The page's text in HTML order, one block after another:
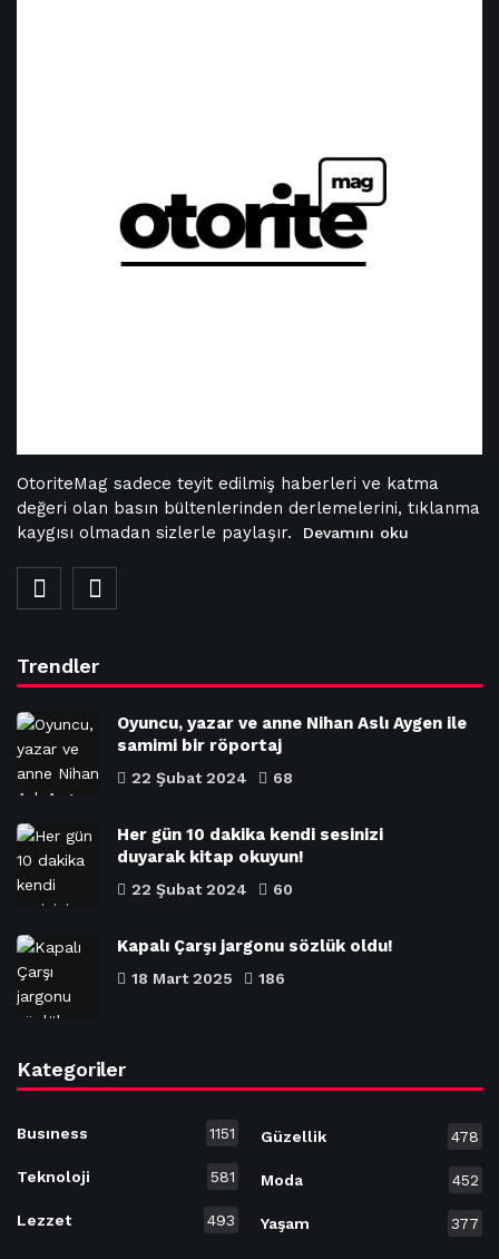
OtoriteMag sadece teyit edilmiş haberleri ve katma
değeri olan basın bültenlerinden derlemelerini, tıklanma
kaygısı olmadan sizlerle paylaşır.
Devamını oku
Trendler
Oyuncu, yazar ve anne Nihan Aslı Aygen ile
samimi bir röportaj
22 Şubat 2024 68
Her gün 10 dakika kendi sesinizi
duyarak kitap okuyun!
22 Şubat 2024 60
Kapalı Çarşı jargonu sözlük oldu!
18 Mart 2025 186
Kategoriler
Busıness 1151
Teknoloji 581
Lezzet 493
Güzellik 478
Moda 452
Yaşam 377